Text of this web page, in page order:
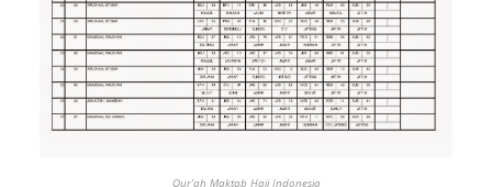
Qur'ah Maktab Haji Indonesia